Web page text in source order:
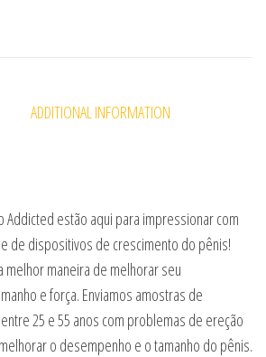
ADDITIONAL INFORMATION
Addicted estão aqui para impressionar com
de dispositivos de crescimento do pênis!
melhor maneira de melhorar seu
e força. Enviamos amostras de
25 e 55 anos com problemas de ereção
o desempenho e o tamanho do pênis.